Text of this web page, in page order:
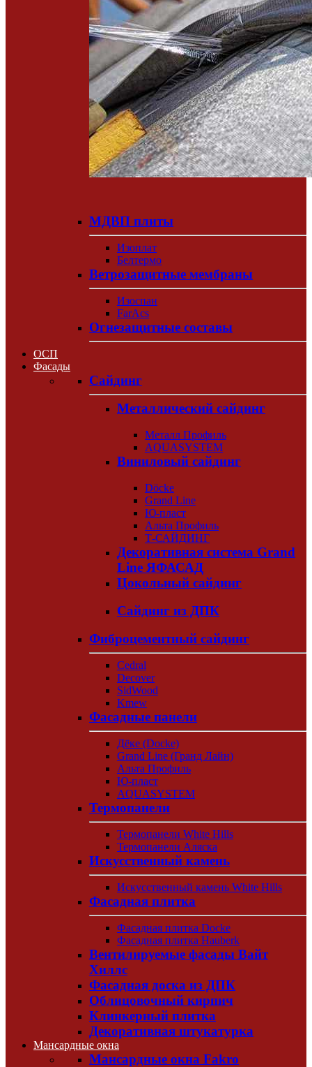
МДВП плиты
Изоплат
Белтермо
Ветрозащитные мембраны
Изоспан
FarAcs
Огнезащитные составы
ОСП
Фасады
Сайдинг
Металлический сайдинг
Металл Профиль
AQUASYSTEM
Виниловый сайдинг
Döcke
Grand Line
Ю-пласт
Альта Профиль
Т-САЙДИНГ
Декоративная система Grand
Line ЯФАСАД
Цокольный сайдинг
Сайдинг из ДПК
Фиброцементный сайдинг
Cedral
Decover
SidWood
Kmew
Фасадные панели
Дёке (Docke)
Grand Line (Гранд Лайн)
Альта Профиль
Ю-пласт
AQUASYSTEM
Термопанели
Термопанели White Hills
Термопанели Аляска
Искусственный камень
Искусственный камень White Hills
Фасадная плитка
Фасадная плитка Docke
Фасадная плитка Hauberk
Вентилируемые фасады Вайт
Хиллс
Фасадная доска из ДПК
Облицовочный кирпич
Клинкерный плитка
Декоративная штукатурка
Мансардные окна
Мансардные окна Fakro